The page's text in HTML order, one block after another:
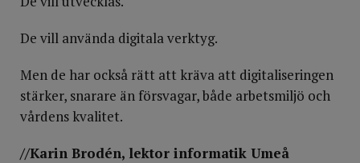
De vill använda digitala verktyg.
Men de har också rätt att kräva att digitaliseringen
stärker, snarare än försvagar, både arbetsmiljö och
vårdens kvalitet.
//Karin Brodén, lektor informatik Umeå